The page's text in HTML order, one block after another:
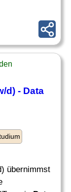
d) - Data
übernimmst